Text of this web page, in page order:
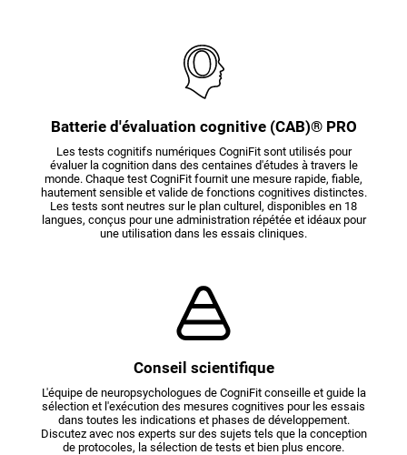
Batterie d'évaluation cognitive (CAB)® PRO
Les tests cognitifs numériques CogniFit sont utilisés pour
évaluer la cognition dans des centaines d'études à travers le
monde. Chaque test CogniFit fournit une mesure rapide, fiable,
hautement sensible et valide de fonctions cognitives distinctes.
Les tests sont neutres sur le plan culturel, disponibles en 18
langues, conçus pour une administration répétée et idéaux pour
une utilisation dans les essais cliniques.
Conseil scientifique
L'équipe de neuropsychologues de CogniFit conseille et guide la
sélection et l'exécution des mesures cognitives pour les essais
dans toutes les indications et phases de développement.
Discutez avec nos experts sur des sujets tels que la conception
de protocoles, la sélection de tests et bien plus encore.